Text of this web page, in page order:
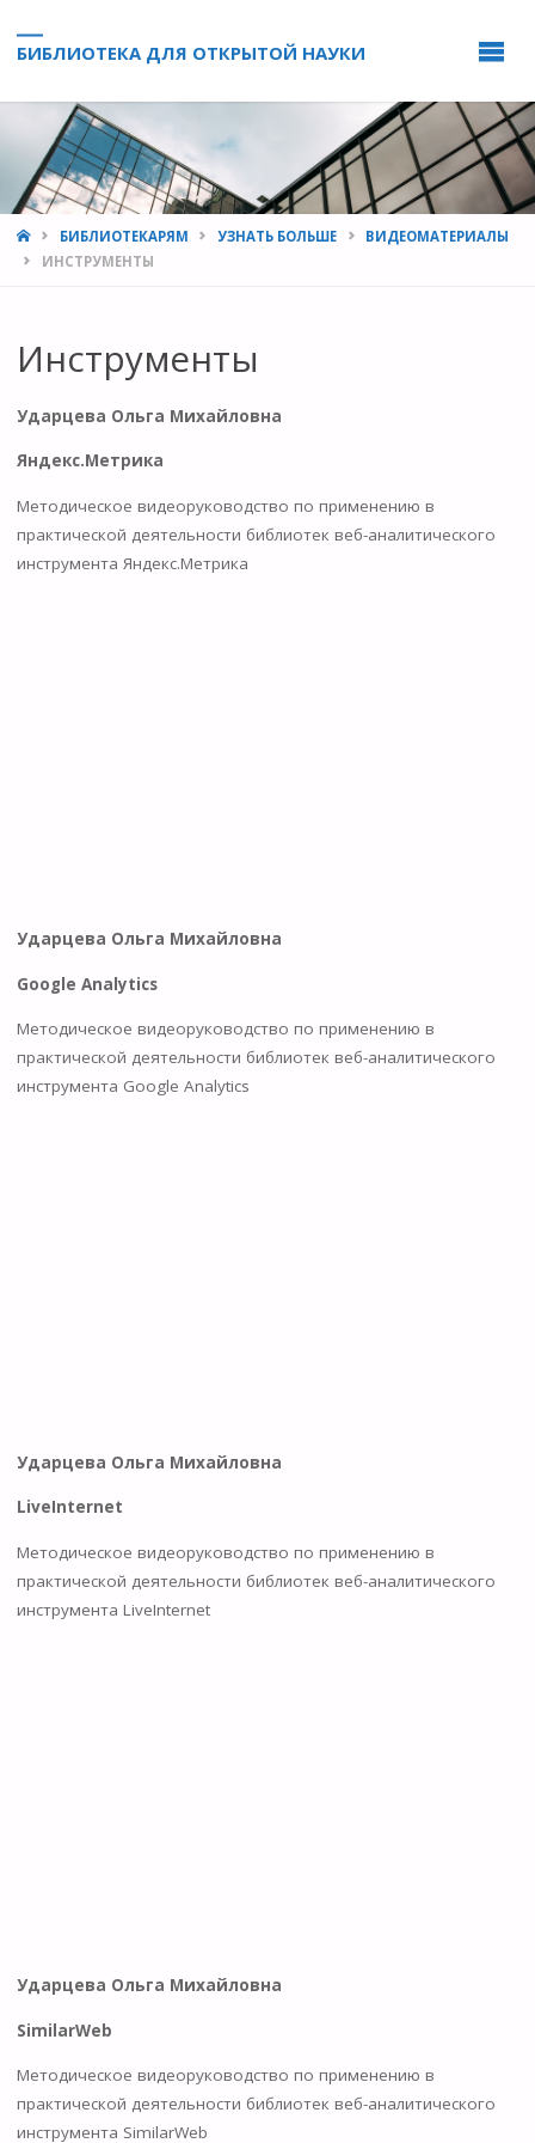
БИБЛИОТЕКА ДЛЯ ОТКРЫТОЙ НАУКИ
HOMEБИБЛИОТЕКАРЯМ УЗНАТЬ БОЛЬШЕ
ВИДЕОМАТЕРИАЛЫ
ИНСТРУМЕНТЫ
Инструменты
Ударцева Ольга Михайловна
Яндекс.Метрика
Методическое видеоруководство по применению в
практической деятельности библиотек веб-аналитического
инструмента Яндекс.Метрика
Ударцева Ольга Михайловна
Google Analytics
Методическое видеоруководство по применению в
практической деятельности библиотек веб-аналитического
инструмента Google Analytics
Ударцева Ольга Михайловна
LiveInternet
Методическое видеоруководство по применению в
практической деятельности библиотек веб-аналитического
инструмента LiveInternet
Ударцева Ольга Михайловна
SimilarWeb
Методическое видеоруководство по применению в
практической деятельности библиотек веб-аналитического
инструмента SimilarWeb